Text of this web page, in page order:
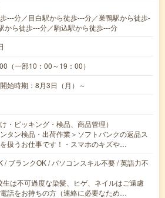
---分／目白駅から徒歩---分／巣鴨駅から徒歩-
から徒歩---分／駒込駅から徒歩---分
（一部10：00～19：00）
始時期：8月3日（月）～
・ピッキング・検品、商品管理）
タン検品・出荷作業＞ソフトバンクの返品ス
扱うお仕事です！・スマホのキズや…
/ ブランクOK / パソコンスキル不要 / 英語力不
生は不可過度な染髪、ヒゲ、ネイルはご遠慮
話をお持ちの方（連絡に必要なため…